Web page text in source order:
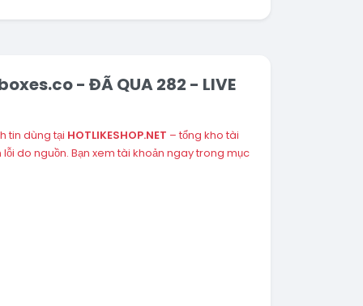
- ĐÃ QUA 282 - LIVE
tin dùng tại HOTLIKESHOP.NET – tổng kho tài
do nguồn. Bạn xem tài khoản ngay trong mục